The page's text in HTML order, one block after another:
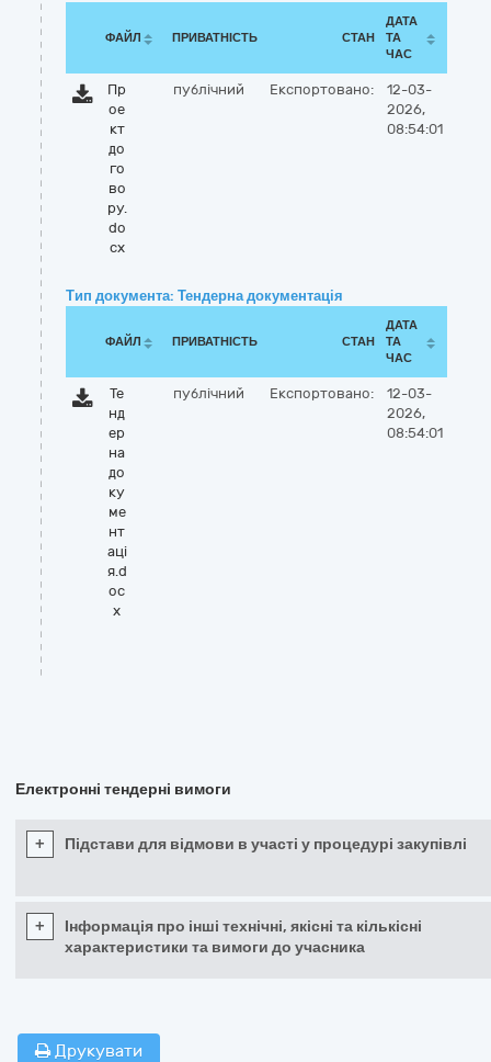
ФАЙЛ ПРИВАТНІСТЬ СТАН
ДАТА
ТА
ЧАС
Пр
ое
кт
до
го
во
ру.
do
cx
публічний Експортовано:
12-03-
2026,
08:54:01
Тип документа: Тендерна документація
ФАЙЛ ПРИВАТНІСТЬ СТАН
ДАТА
ТА
ЧАС
Те
нд
ер
на
до
ку
ме
нт
аці
я.d
oc
x
публічний Експортовано:
12-03-
2026,
08:54:01
Електронні тендерні вимоги
+ Підстави для відмови в участі у процедурі закупівлі
+
Інформація про інші технічні, якісні та кількісні
характеристики та вимоги до учасника
Друкувати